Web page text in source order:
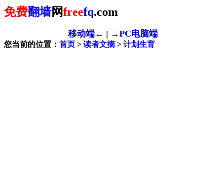
免费翻墙网freefq.com
移动端← | →PC电脑端
您当前的位置： 首页 > 读者文摘> 计划生育